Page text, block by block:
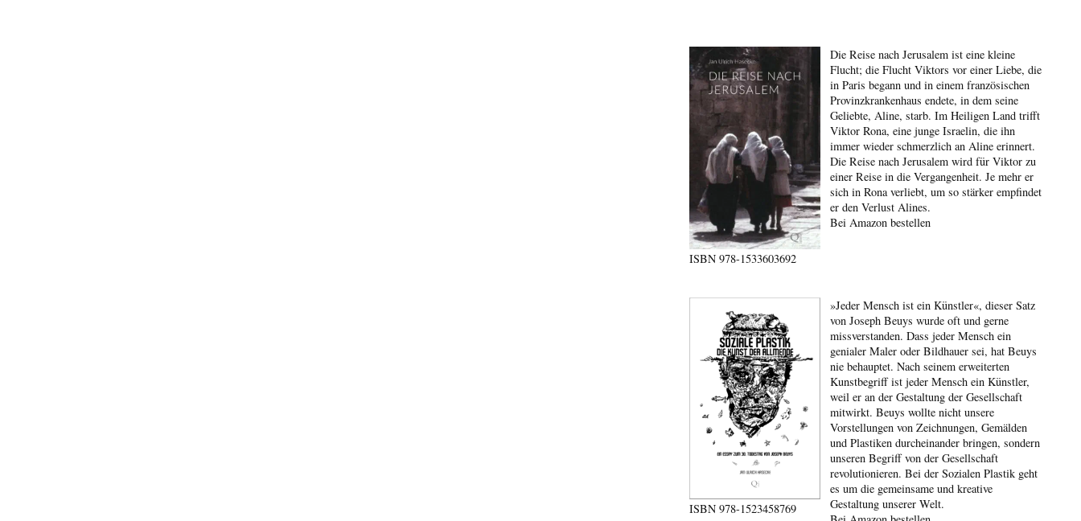
ISBN978-1533603692
Die Reise nach Jerusalem ist eine kleine
Flucht; die Flucht Viktors vor einer Liebe, die
in Paris begann und in einem französischen
Provinzkrankenhaus endete, in dem seine
Geliebte, Aline, starb. Im Heiligen Land trifft
Viktor Rona, eine junge Israelin, die ihn
immer wieder schmerzlich an Aline erinnert.
Die Reise nach Jerusalem wird für Viktor zu
einer Reise in die Vergangenheit. Je mehr er
sich in Rona verliebt, um so stärker empfindet
er den Verlust Alines.
Bei Amazon bestellen
ISBN978-1523458769
»Jeder Mensch ist ein Künstler«, dieser Satz
von Joseph Beuys wurde oft und gerne
missverstanden. Dass jeder Mensch ein
genialer Maler oder Bildhauer sei, hat Beuys
nie behauptet. Nach seinem erweiterten
Kunstbegriff ist jeder Mensch ein Künstler,
weil er an der Gestaltung der Gesellschaft
mitwirkt. Beuys wollte nicht unsere
Vorstellungen von Zeichnungen, Gemälden
und Plastiken durcheinander bringen, sondern
unseren Begriff von der Gesellschaft
revolutionieren. Bei der Sozialen Plastik geht
es um die gemeinsame und kreative
Gestaltung unserer Welt.